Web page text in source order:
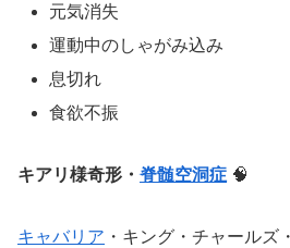
元気消失
運動中のしゃがみ込み
息切れ
食欲不振
キアリ様奇形・脊髄空洞症 🧠
キャバリア ・キング・チャールズ